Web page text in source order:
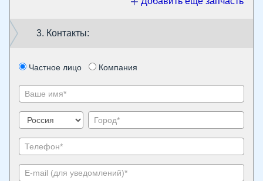
3. Контакты:
Частное лицо Компания